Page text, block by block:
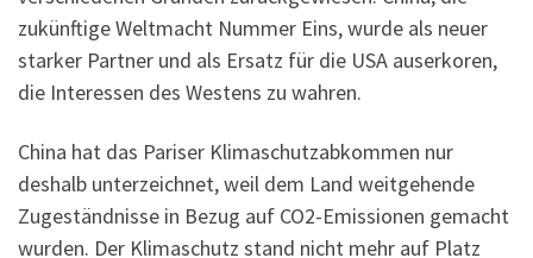
zukünftige Weltmacht Nummer Eins, wurde als neuer
starker Partner und als Ersatz für die USA auserkoren,
die Interessen des Westens zu wahren.
China hat das Pariser Klimaschutzabkommen nur
deshalb unterzeichnet, weil dem Land weitgehende
Zugeständnisse in Bezug auf CO2-Emissionen gemacht
wurden. Der Klimaschutz stand nicht mehr auf Platz